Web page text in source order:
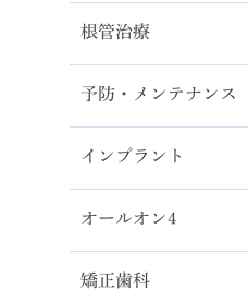
根管治療
予防・メンテナンス
インプラント
オールオン4
矯正歯科